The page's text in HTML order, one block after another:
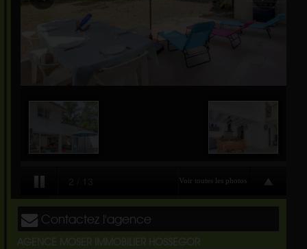
Contactez l'agence
AGENCE MOSER IMMOBILIER HOSSEGOR